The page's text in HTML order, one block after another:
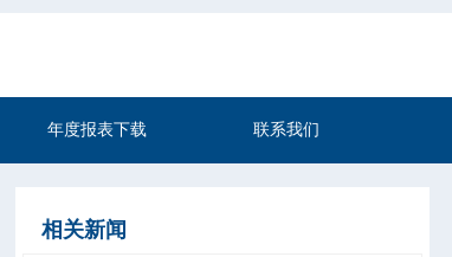
年度报表下载 联系我们
相关新闻